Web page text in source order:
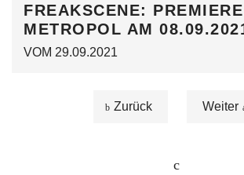
FREAKSCENE:
METROPOL AM
VOM 29.09.2021
Zurück Weiter